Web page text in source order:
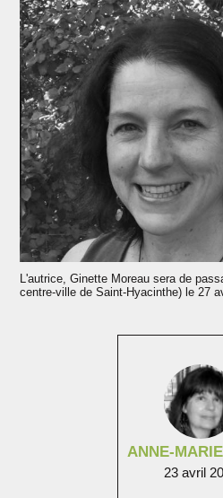
ANNE-
23 avril
L'autrice, Ginette Moreau sera de
centre-ville de Saint-Hyacinthe) le 27